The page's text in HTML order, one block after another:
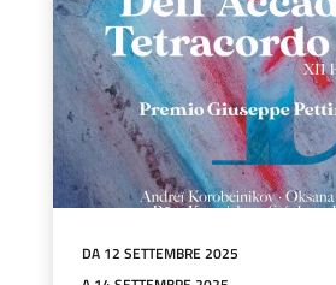
DA 12 SETTEMBRE 2025